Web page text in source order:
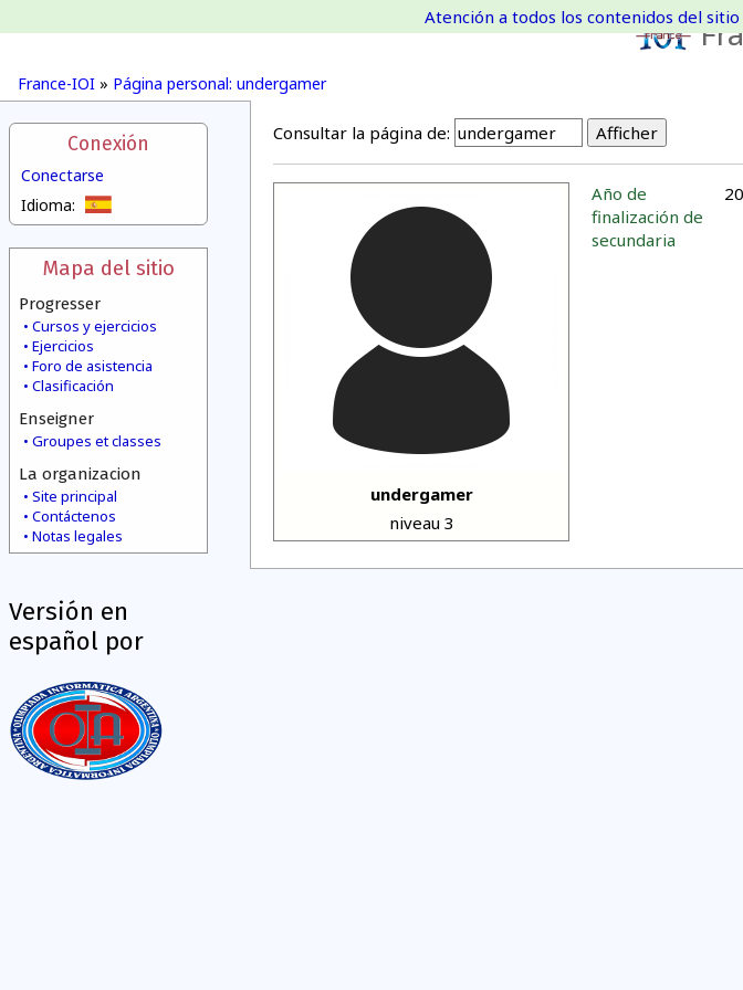
France-IOI » Página personal: undergamer
Atención a todos los contenidos del
Conexión
Conectarse
Idioma:
Mapa del sitio
Progresser
Cursos y ejercicios
Ejercicios
Foro de asistencia
Clasificación
Enseigner
Groupes et classes
La organizacion
Site principal
Contáctenos
Notas legales
Versión en
español por
Consultar la página de:
undergamer
niveau 3
Año de
finalización de
secundaria